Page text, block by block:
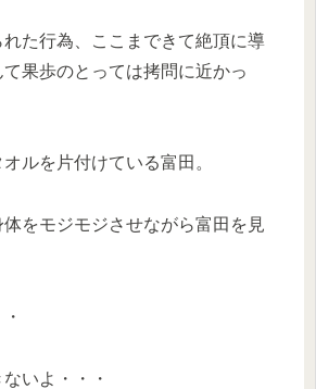
た行為、ここまできて絶頂に導
果歩のとっては拷問に近かっ
ルを片付けている富田。
をモジモジさせながら富田を見
いよ・・・